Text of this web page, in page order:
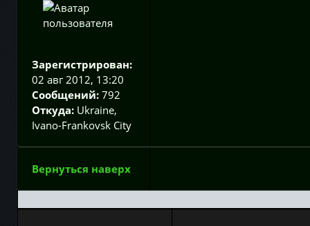
Зарегистрирован:
02 авг 2012, 13:20
Сообщений: 792
Откуда: Ukraine,
Ivano-Frankovsk City
Вернуться наверх